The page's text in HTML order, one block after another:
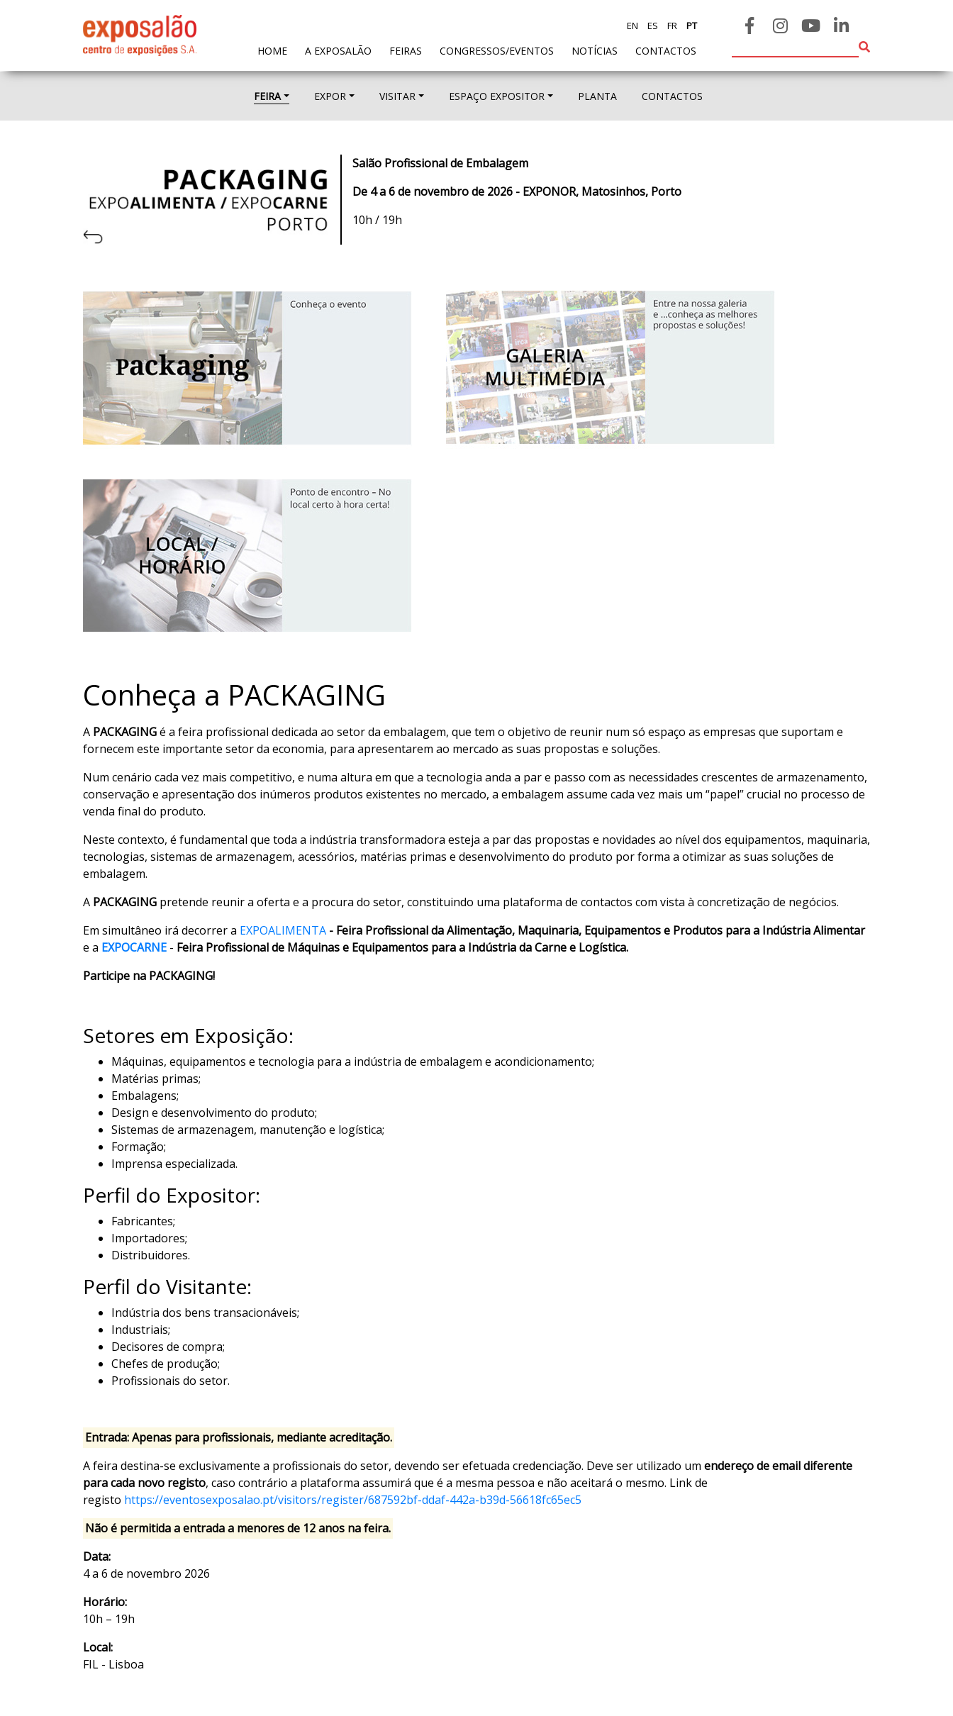
HOME(CURRENT)
A EXPOSALÃO FEIRAS CONGRESSOS/EVENTOS NOTÍCIAS CONTACTOS
EN ES FR PT
FEIRA EXPOR VISITAR ESPAÇO EXPOSITOR PLANTA CONTACTOS
Salão Profissional de Embalagem
De 4 a 6 de novembro de 2026 - EXPONOR, Matosinhos, Porto
10h / 19h
Conheça a PACKAGING
A PACKAGINGé a feira profissional dedicada ao setor da embalagem, que tem o objetivo de reunir num só espaço as empresas que suportam e
fornecem este importante setor da economia, para apresentarem ao mercado as suas propostas e soluções.
Num cenário cada vez mais competitivo, e numa altura em que a tecnologia anda a par e passo com as necessidades crescentes de armazenamento,
conservação e apresentação dos inúmeros produtos existentes no mercado, a embalagem assume cada vez mais um “papel” crucial no processo de
venda final do produto.
Neste contexto, é fundamental que toda a indústria transformadora esteja a par das propostas e novidades ao nível dos equipamentos, maquinaria,
tecnologias, sistemas de armazenagem, acessórios, matérias primas e desenvolvimento do produto por forma a otimizar as suas soluções de
embalagem.
A PACKAGING pretende reunir a oferta e a procura do setor, constituindo uma plataforma de contactos com vista à concretização de negócios.
Em simultâneo irá decorrer a EXPOALIMENTA - Feira Profissional da Alimentação, Maquinaria, Equipamentos e Produtos para a Indústria Alimentar
e a EXPOCARNE - Feira Profissional de Máquinas e Equipamentos para a Indústria da Carne e Logística.
Participe na PACKAGING!
Setores em Exposição:
Máquinas, equipamentos e tecnologia para a indústria de embalagem e acondicionamento;
Matérias primas;
Embalagens;
Design e desenvolvimento do produto;
Sistemas de armazenagem, manutenção e logística;
Formação;
Imprensa especializada.
Perfil do Expositor:
Fabricantes;
Importadores;
Distribuidores.
Perfil do Visitante:
Indústria dos bens transacionáveis;
Industriais;
Decisores de compra;
Chefes de produção;
Profissionais do setor.
Entrada: Apenas para profissionais, mediante acreditação.
A feira destina-se exclusivamente a profissionais do setor, devendo ser efetuada credenciação. Deve ser utilizado um endereço de email diferente
para cada novo registo, caso contrário a plataforma assumirá que é a mesma pessoa e não aceitará o mesmo. Link de
registo https://eventosexposalao.pt/visitors/register/687592bf-ddaf-442a-b39d-56618fc65ec5
Não é permitida a entrada a menores de 12 anos na feira.
Data:
4 a 6 de novembro 2026
Horário:
10h – 19h
Local:
FIL - Lisboa